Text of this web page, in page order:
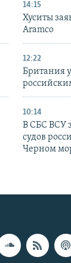
14:15
Хуситы
Aramco
12:22
Британия
10:14
В СБС ВСУ
судов
Черном